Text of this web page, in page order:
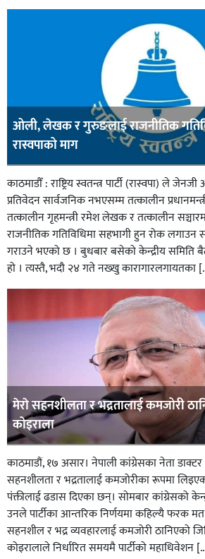
ओली, लेखक र गुरुङलाई राजनीतिक
रास्वपाको माग
काठमाडौँ : राष्ट्रिय स्वतन्त्र पार्टी (रास्वपा) ले
प्रतिवेदन सार्वजनिक नभएसम्म तत्कालीन
तत्कालीन गृहमन्त्री रमेश लेखक र तत्कालीन
राजनीतिक गतिविधिमा सहभागी हुन रोक लगाउन
गराउने भएको छ । बुधबार बसेको केन्द्रीय समिति
हो । त्यस्तै, भदौ २४ गते नख्खु कारागारलगायतका
मेराे सहनशीलता र भद्रतालाई कमजोरी
कोइराला
काठमाडौं, १७ असार। नेपाली कांग्रेसका नेता
सहनशीलता र भद्रतालाई कमजोरीका रूपमा
पंक्तीलाई ढडास दिएका छन्। साेमबार कांग्रेसको
उनले पार्टीका आन्तरिक निर्णयमा कहिल्यै फरक
सहनशील र भद्र व्यवहारलाई कमजोरी ठानिएको
कोइरालाले निर्धारित समयमै पार्टीको महाधिवेशन